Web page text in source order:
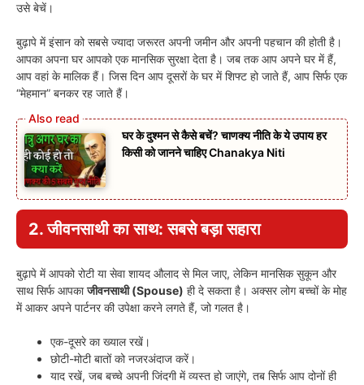
उसे बेचें।
बुढ़ापे में इंसान को सबसे ज्यादा जरूरत अपनी जमीन और अपनी पहचान की होती है।
आपका अपना घर आपको एक मानसिक सुरक्षा देता है। जब तक आप अपने घर में हैं,
आप वहां के मालिक हैं। जिस दिन आप दूसरों के घर में शिफ्ट हो जाते हैं, आप सिर्फ एक
“मेहमान” बनकर रह जाते हैं।
घर के दुश्मन से कैसे बचें? चाणक्य नीति के ये उपाय हर
किसी को जानने चाहिए Chanakya Niti
2. जीवनसाथी का साथ: सबसे बड़ा सहारा
बुढ़ापे में आपको रोटी या सेवा शायद औलाद से मिल जाए, लेकिन मानसिक सुकून और
साथ सिर्फ आपकाजीवनसाथी (Spouse) ही दे सकता है। अक्सर लोग बच्चों के मोह
में आकर अपने पार्टनर की उपेक्षा करने लगते हैं, जो गलत है।
एक-दूसरे का ख्याल रखें।
छोटी-मोटी बातों को नजरअंदाज करें।
याद रखें, जब बच्चे अपनी जिंदगी में व्यस्त हो जाएंगे, तब सिर्फ आप दोनों ही